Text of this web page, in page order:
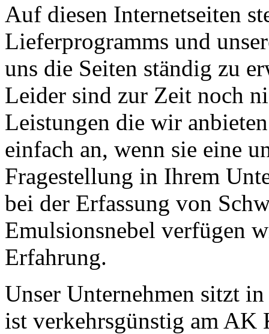
Auf diesen Internetseiten
Lieferprogramms und
uns die Seiten ständig zu
Leider sind zur Zeit noch
Leistungen die wir
einfach an, wenn sie eine
Fragestellung in Ihrem
bei der Erfassung von
Emulsionsnebel verfügen
Erfahrung.
Unser Unternehmen sitzt
ist verkehrsgünstig am